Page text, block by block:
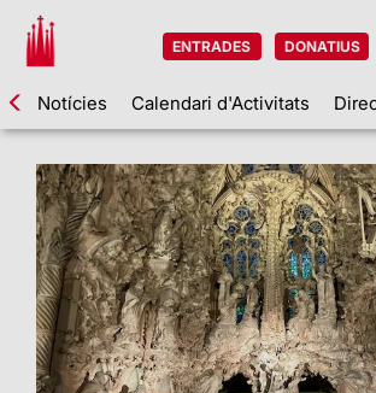
ENTRADES DONATIUS
Notícies Calendari d'Activitats